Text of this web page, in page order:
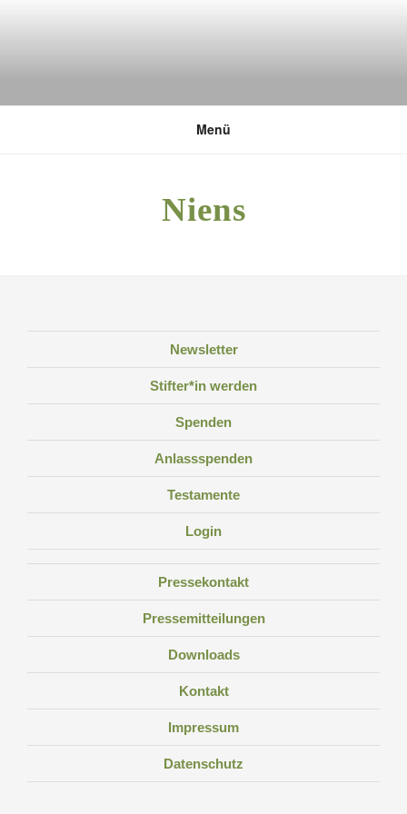
DEUTSCHE UMWELTSTIFTUNG
Menü
Niens
Newsletter
Stifter*in werden
Spenden
Anlassspenden
Testamente
Login
Pressekontakt
Pressemitteilungen
Downloads
Kontakt
Impressum
Datenschutz